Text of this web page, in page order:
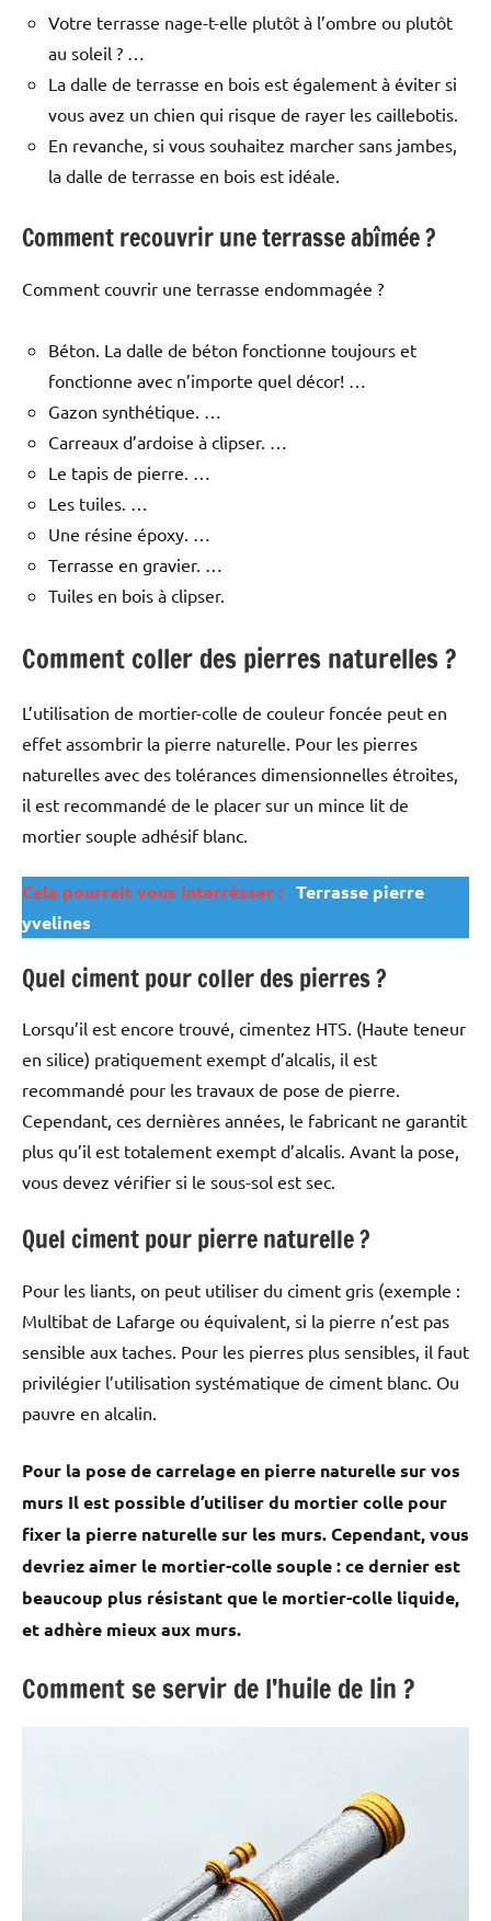
Votre terrasse nage-t-elle plutôt à l’ombre ou plutôt
au soleil ? …
La dalle de terrasse en bois est également à éviter si
vous avez un chien qui risque de rayer les caillebotis.
En revanche, si vous souhaitez marcher sans jambes,
la dalle de terrasse en bois est idéale.
Comment recouvrir une terrasse abîmée ?
Comment couvrir une terrasse endommagée ?
Béton. La dalle de béton fonctionne toujours et
fonctionne avec n’importe quel décor! …
Gazon synthétique. …
Carreaux d’ardoise à clipser. …
Le tapis de pierre. …
Les tuiles. …
Une résine époxy. …
Terrasse en gravier. …
Tuiles en bois à clipser.
Comment coller des pierres naturelles ?
L’utilisation de mortier-colle de couleur foncée peut en
effet assombrir la pierre naturelle. Pour les pierres
naturelles avec des tolérances dimensionnelles étroites,
il est recommandé de le placer sur un mince lit de
mortier souple adhésif blanc.
Cela pourrait vous interrésser : Terrasse pierre
yvelines
Quel ciment pour coller des pierres ?
Lorsqu’il est encore trouvé, cimentez HTS. (Haute teneur
en silice) pratiquement exempt d’alcalis, il est
recommandé pour les travaux de pose de pierre.
Cependant, ces dernières années, le fabricant ne garantit
plus qu’il est totalement exempt d’alcalis. Avant la pose,
vous devez vérifier si le sous-sol est sec.
Quel ciment pour pierre naturelle ?
Pour les liants, on peut utiliser du ciment gris (exemple :
Multibat de Lafarge ou équivalent, si la pierre n’est pas
sensible aux taches. Pour les pierres plus sensibles, il faut
privilégier l’utilisation systématique de ciment blanc. Ou
pauvre en alcalin.
Pour la pose de carrelage en pierre naturelle sur vos
murs Il est possible d’utiliser du mortier colle pour
fixer la pierre naturelle sur les murs. Cependant, vous
devriez aimer le mortier-colle souple : ce dernier est
beaucoup plus résistant que le mortier-colle liquide,
et adhère mieux aux murs.
Comment se servir de l’huile de lin ?